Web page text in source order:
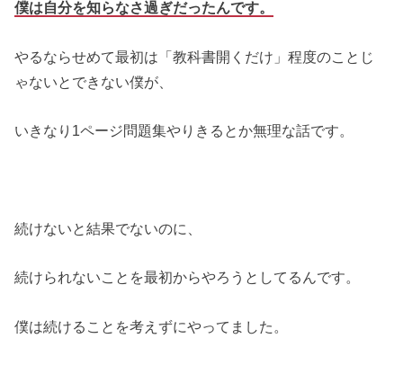
僕は自分を知らなさ過ぎだったんです。
やるならせめて最初は「教科書開くだけ」程度のことじ
ゃないとできない僕が、
いきなり1ページ問題集やりきるとか無理な話です。
続けないと結果でないのに、
続けられないことを最初からやろうとしてるんです。
僕は続けることを考えずにやってました。